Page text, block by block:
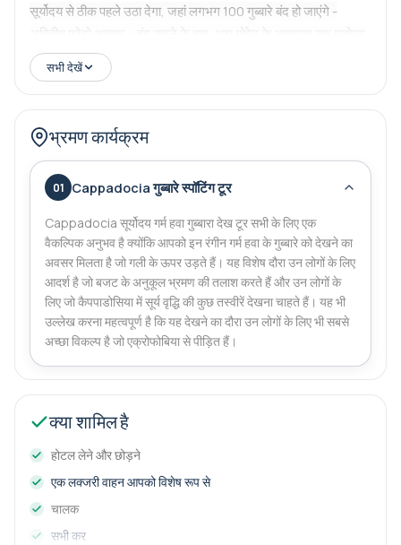
सूर्योदय से ठीक पहले उठा देगा, जहां लगभग 100 गुब्बारे बंद हो जाएंगे -
अद्वितीय फोटो अवसर। बंद करने के बाद, आप गोरेम के आसपास एक मनोरम
बिंदुओं में से एक को गुब्बारे को देखने के लिए प्रेरित होंगे (स्थान को हवा के
अनुसार परिभाषित किया जाएगा)।
सभी देखें
भ्रमण कार्यक्रम
01 Cappadocia गुब्बारे स्पॉटिंग टूर
Cappadocia सूर्योदय गर्म हवा गुब्बारा देख टूर सभी के लिए एक
वैकल्पिक अनुभव है क्योंकि आपको इन रंगीन गर्म हवा के गुब्बारे को देखने का
अवसर मिलता है जो गली के ऊपर उड़ते हैं। यह विशेष दौरा उन लोगों के लिए
आदर्श है जो बजट के अनुकूल भ्रमण की तलाश करते हैं और उन लोगों के
लिए जो कैपपाडोसिया में सूर्य वृद्धि की कुछ तस्वीरें देखना चाहते हैं। यह भी
उल्लेख करना महत्वपूर्ण है कि यह देखने का दौरा उन लोगों के लिए भी सबसे
अच्छा विकल्प है जो एक्रोफोबिया से पीड़ित हैं।
क्या शामिल है
होटल लेने और छोड़ने
एक लक्जरी वाहन आपको विशेष रूप से
चालक
सभी कर